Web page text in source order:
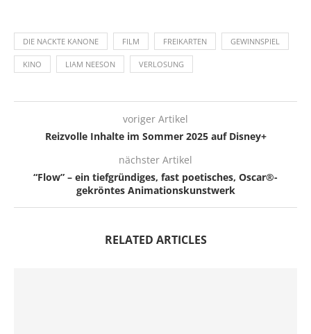
DIE NACKTE KANONE FILM FREIKARTEN GEWINNSPIEL
KINO LIAM NEESON VERLOSUNG
voriger Artikel
Reizvolle Inhalte im Sommer 2025 auf Disney+
nächster Artikel
“Flow” – ein tiefgründiges, fast poetisches, Oscar®-
gekröntes Animationskunstwerk
RELATED ARTICLES